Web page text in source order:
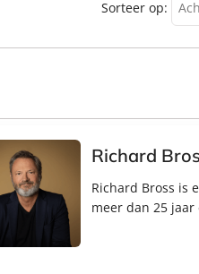
Sorteer op:
Richard
Richard Bross is
meer dan 25 jaar